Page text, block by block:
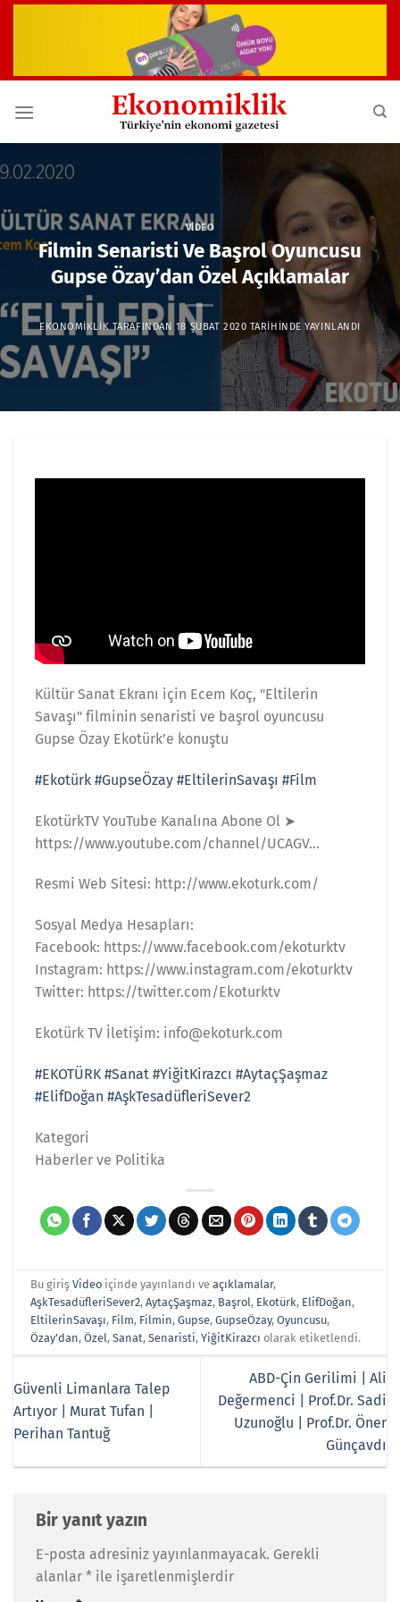
VIDEO
Filmin Senaristi Ve Başrol Oyuncusu
Gupse Özay’dan Özel Açıklamalar
EKONOMIKLIKTARAFINDAN 18 ŞUBAT 2020 TARIHINDE YAYINLANDI
Kültür Sanat Ekranı için Ecem Koç, "Eltilerin
Savaşı" filminin senaristi ve başrol oyuncusu
Gupse Özay Ekotürk’e konuştu
#Ekotürk #GupseÖzay #EltilerinSavaşı #Film
EkotürkTV YouTube Kanalına Abone Ol ➤
https://www.youtube.com/channel/UCAGV…
Resmi Web Sitesi: http://www.ekoturk.com/
Sosyal Medya Hesapları:
Facebook: https://www.facebook.com/ekoturktv
Instagram: https://www.instagram.com/ekoturktv
Twitter: https://twitter.com/Ekoturktv
Ekotürk TV İletişim: info@ekoturk.com
#EKOTÜRK #Sanat #YiğitKirazcı #AytaçŞaşmaz
#ElifDoğan #AşkTesadüfleriSever2
Kategori
Haberler ve Politika
Bu girişVideo içinde yayınlandı veaçıklamalar,
AşkTesadüfleriSever2,AytaçŞaşmaz, Başrol, Ekotürk, ElifDoğan,
EltilerinSavaşı, Film, Filmin,Gupse,GupseÖzay,Oyuncusu,
Özay'dan,Özel,Sanat,Senaristi,YiğitKirazcı olarak etiketlendi.
Güvenli Limanlara Talep
Artıyor | Murat Tufan |
Perihan Tantuğ
ABD-Çin Gerilimi | Ali
Değermenci | Prof.Dr. Sadi
Uzunoğlu | Prof.Dr. Öner
Günçavdı
Bir yanıt yazın
E-posta adresiniz yayınlanmayacak. Gerekli
alanlar * ile işaretlenmişlerdir